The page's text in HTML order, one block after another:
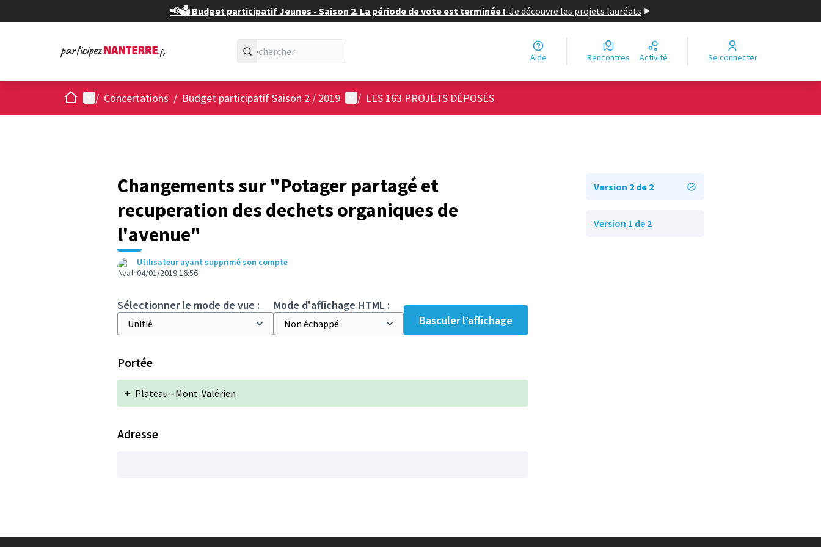
📢🗳️ Budget participatif Jeunes - Saison 2. La période de vote est terminée !-Je découvre les projets lauréats
Aide Rencontres Activité Se connecter
AccueilMenu principal
/ Concertations / Budget participatif Saison 2 / 2019 Menu utilisateur
/ LES 163 PROJETS DÉPOSÉS
Changements sur "Potager partagé et
recuperation des dechets organiques de
l'avenue"
Utilisateur ayant supprimé son compte
04/01/2019 16:56
Sélectionner le mode de vue :
Mode d'affichage HTML :
Basculer l’affichage
Portée
+ Plateau - Mont-Valérien
Adresse
Version 2 de 2
Version 1 de 2